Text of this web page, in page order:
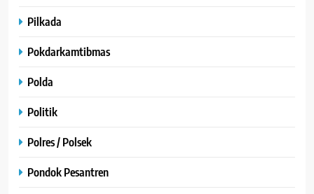
Pilkada
Pokdarkamtibmas
Polda
Politik
Polres / Polsek
Pondok Pesantren